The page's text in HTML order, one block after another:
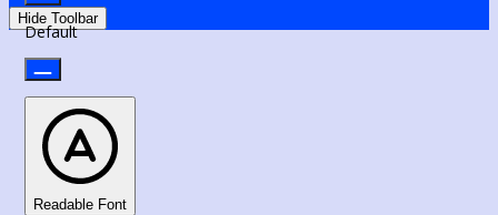
Hide Toolbar
Default
Readable Font